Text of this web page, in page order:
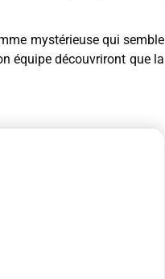
mystérieuse qui semble
équipe découvriront que la